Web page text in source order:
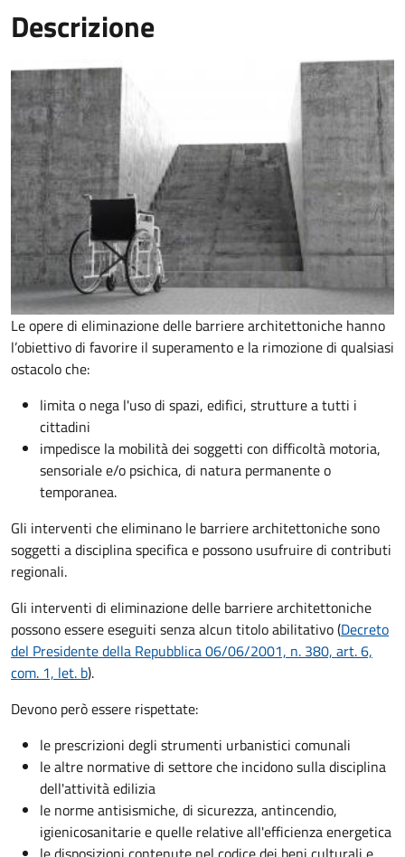
Descrizione
Le opere di eliminazione delle barriere architettoniche hanno
l’obiettivo di favorire il superamento e la rimozione di qualsiasi
ostacolo che:
limita o nega l'uso di spazi, edifici, strutture a tutti i
cittadini
impedisce la mobilità dei soggetti con difficoltà motoria,
sensoriale e/o psichica, di natura permanente o
temporanea.
Gli interventi che eliminano le barriere architettoniche sono
soggetti a disciplina specifica e possono usufruire di contributi
regionali.
Gli interventi di eliminazione delle barriere architettoniche
possono essere eseguiti senza alcun titolo abilitativo (Decreto
del Presidente della Repubblica 06/06/2001, n. 380, art. 6,
com. 1, let. b).
Devono però essere rispettate:
le prescrizioni degli strumenti urbanistici comunali
le altre normative di settore che incidono sulla disciplina
dell'attività edilizia
le norme antisismiche, di sicurezza, antincendio,
igienicosanitarie e quelle relative all'efficienza energetica